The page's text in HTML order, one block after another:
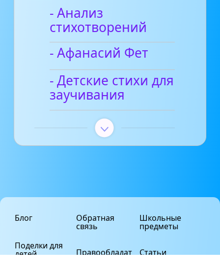
- Анализ
стихотворений
- Афанасий Фет
- Детские стихи для
заучивания
Блог
Поделки для
детей
Обратная
связь
Правообладат
Школьные
предметы
Статьи